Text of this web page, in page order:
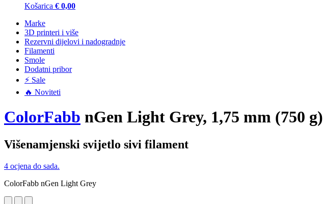
Košarica € 0,00
Marke
3D printeri i više
Rezervni dijelovi i nadogradnje
Filamenti
Smole
Dodatni pribor
⚡ Sale
🔥 Noviteti
ColorFabb nGen Light Grey, 1,75 mm (750 g)
Višenamjenski svijetlo sivi filament
4 ocjena do sada.
ColorFabb nGen Light Grey